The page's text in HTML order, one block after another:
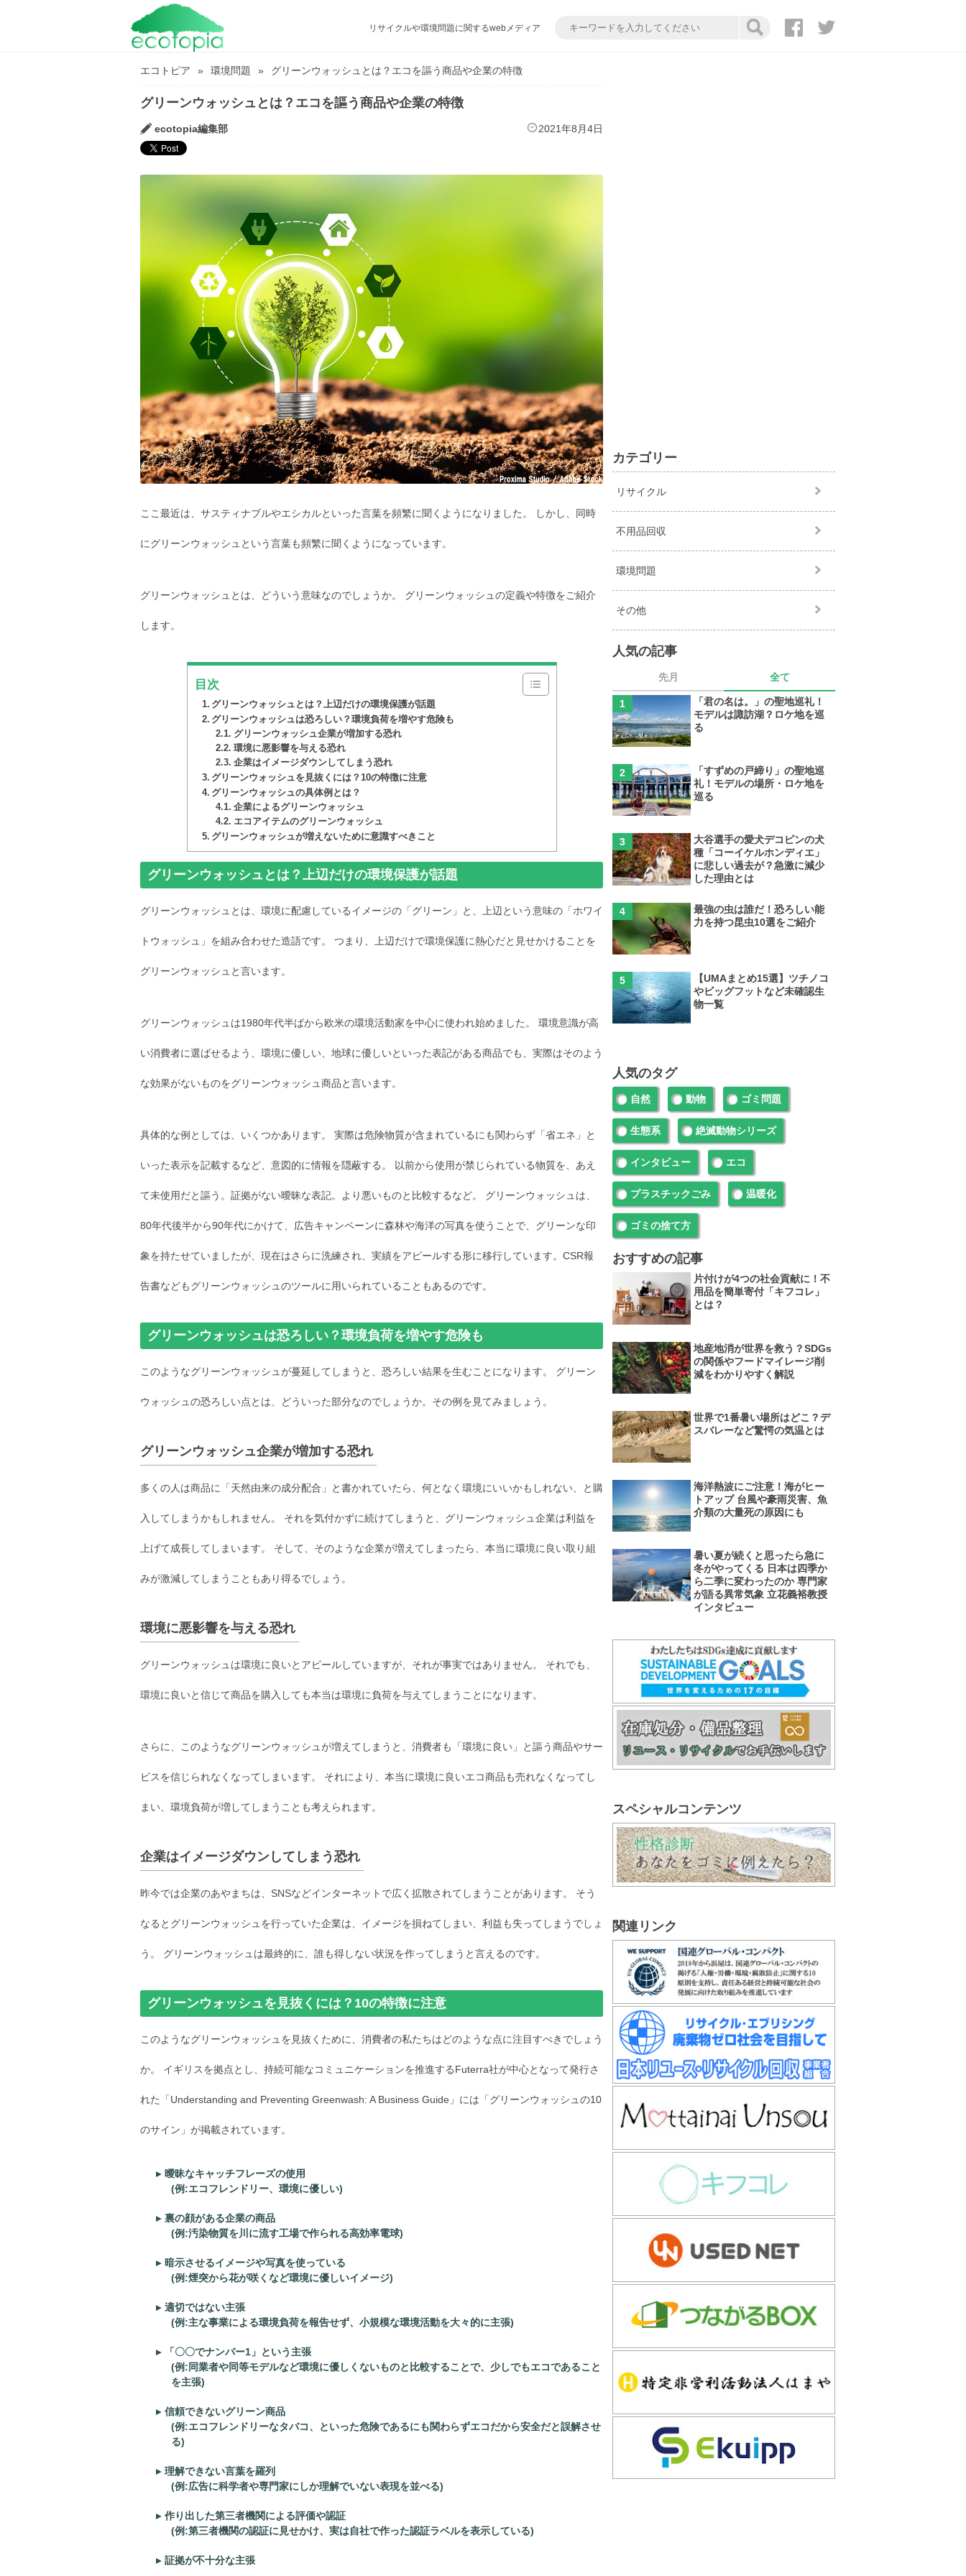
リサイクルや環境問題に関するwebメディア
エコトピア 環境問題 グリーンウォッシュとは？エコを謳う商品や企業の特徴
グリーンウォッシュとは？エコを謳う商品や企業の特徴
ecotopia編集部 2021年8月4日
ここ最近は、サスティナブルやエシカルといった言葉を頻繁に聞くようになりました。 しかし、同時
にグリーンウォッシュという言葉も頻繁に聞くようになっています。
グリーンウォッシュとは、どういう意味なのでしょうか。 グリーンウォッシュの定義や特徴をご紹介
します。
目次
グリーンウォッシュとは？上辺だけの環境保護が話題
グリーンウォッシュは恐ろしい？環境負荷を増やす危険も
グリーンウォッシュ企業が増加する恐れ
環境に悪影響を与える恐れ
企業はイメージダウンしてしまう恐れ
グリーンウォッシュを見抜くには？10の特徴に注意
グリーンウォッシュの具体例とは？
企業によるグリーンウォッシュ
エコアイテムのグリーンウォッシュ
グリーンウォッシュが増えないために意識すべきこと
グリーンウォッシュとは？上辺だけの環境保護が話題
グリーンウォッシュとは、環境に配慮しているイメージの「グリーン」と、上辺という意味の「ホワイ
トウォッシュ」を組み合わせた造語です。 つまり、上辺だけで環境保護に熱心だと見せかけることを
グリーンウォッシュと言います。
グリーンウォッシュは1980年代半ばから欧米の環境活動家を中心に使われ始めました。 環境意識が高
い消費者に選ばせるよう、環境に優しい、地球に優しいといった表記がある商品でも、実際はそのよう
な効果がないものをグリーンウォッシュ商品と言います。
具体的な例としては、いくつかあります。 実際は危険物質が含まれているにも関わらず「省エネ」と
いった表示を記載するなど、意図的に情報を隠蔽する。 以前から使用が禁じられている物質を、あえ
て未使用だと謳う。証拠がない曖昧な表記。より悪いものと比較するなど。 グリーンウォッシュは、
80年代後半から90年代にかけて、広告キャンペーンに森林や海洋の写真を使うことで、グリーンな印
象を持たせていましたが、現在はさらに洗練され、実績をアピールする形に移行しています。CSR報
告書などもグリーンウォッシュのツールに用いられていることもあるのです。
グリーンウォッシュは恐ろしい？環境負荷を増やす危険も
このようなグリーンウォッシュが蔓延してしまうと、恐ろしい結果を生むことになります。 グリーン
ウォッシュの恐ろしい点とは、どういった部分なのでしょうか。その例を見てみましょう。
グリーンウォッシュ企業が増加する恐れ
多くの人は商品に「天然由来の成分配合」と書かれていたら、何となく環境にいいかもしれない、と購
入してしまうかもしれません。 それを気付かずに続けてしまうと、グリーンウォッシュ企業は利益を
上げて成長してしまいます。 そして、そのような企業が増えてしまったら、本当に環境に良い取り組
みが激減してしまうこともあり得るでしょう。
環境に悪影響を与える恐れ
グリーンウォッシュは環境に良いとアピールしていますが、それが事実ではありません。 それでも、
環境に良いと信じて商品を購入しても本当は環境に負荷を与えてしまうことになります。
さらに、このようなグリーンウォッシュが増えてしまうと、消費者も「環境に良い」と謳う商品やサー
ビスを信じられなくなってしまいます。 それにより、本当に環境に良いエコ商品も売れなくなってし
まい、環境負荷が増してしまうことも考えられます。
企業はイメージダウンしてしまう恐れ
昨今では企業のあやまちは、SNSなどインターネットで広く拡散されてしまうことがあります。 そう
なるとグリーンウォッシュを行っていた企業は、イメージを損ねてしまい、利益も失ってしまうでしょ
う。 グリーンウォッシュは最終的に、誰も得しない状況を作ってしまうと言えるのです。
グリーンウォッシュを見抜くには？10の特徴に注意
このようなグリーンウォッシュを見抜くために、消費者の私たちはどのような点に注目すべきでしょう
か。 イギリスを拠点とし、持続可能なコミュニケーションを推進するFuterra社が中心となって発行さ
れた「Understanding and Preventing Greenwash: A Business Guide」には「グリーンウォッシュの10
のサイン」が掲載されています。
曖昧なキャッチフレーズの使用
(例:エコフレンドリー、環境に優しい)
裏の顔がある企業の商品
(例:汚染物質を川に流す工場で作られる高効率電球)
暗示させるイメージや写真を使っている
(例:煙突から花が咲くなど環境に優しいイメージ)
適切ではない主張
(例:主な事業による環境負荷を報告せず、小規模な環境活動を大々的に主張)
「〇〇でナンバー1」という主張
(例:同業者や同等モデルなど環境に優しくないものと比較することで、少しでもエコであること
を主張)
信頼できないグリーン商品
(例:エコフレンドリーなタバコ、といった危険であるにも関わらずエコだから安全だと誤解させ
る)
理解できない言葉を羅列
(例:広告に科学者や専門家にしか理解でいない表現を並べる)
作り出した第三者機関による評価や認証
(例:第三者機関の認証に見せかけ、実は自社で作った認証ラベルを表示している)
証拠が不十分な主張
カテゴリー
リサイクル
不用品回収
環境問題
その他
人気の記事
先月 全て
「君の名は。」の聖地巡礼！
モデルは諏訪湖？ロケ地を巡
る
「すずめの戸締り」の聖地巡
礼！モデルの場所・ロケ地を
巡る
大谷選手の愛犬デコピンの犬
種「コーイケルホンディエ」
に悲しい過去が？急激に減少
した理由とは
最強の虫は誰だ！恐ろしい能
力を持つ昆虫10選をご紹介
【UMAまとめ15選】ツチノコ
やビッグフットなど未確認生
物一覧
人気のタグ
自然 動物 ゴミ問題
生態系 絶滅動物シリーズ
インタビュー エコ
プラスチックごみ 温暖化
ゴミの捨て方
おすすめの記事
片付けが4つの社会貢献に！不
用品を簡単寄付「キフコレ」
とは？
地産地消が世界を救う？SDGs
の関係やフードマイレージ削
減をわかりやすく解説
世界で1番暑い場所はどこ？デ
スバレーなど驚愕の気温とは
海洋熱波にご注意！海がヒー
トアップ 台風や豪雨災害、魚
介類の大量死の原因にも
暑い夏が続くと思ったら急に
冬がやってくる 日本は四季か
ら二季に変わったのか 専門家
が語る異常気象 立花義裕教授
インタビュー
スペシャルコンテンツ
関連リンク